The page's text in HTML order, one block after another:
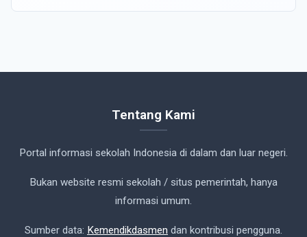
Tentang Kami
Portal informasi sekolah Indonesia di dalam dan luar negeri.
Bukan website resmi sekolah / situs pemerintah, hanya
informasi umum.
Sumber data: Kemendikdasmen dan kontribusi pengguna.